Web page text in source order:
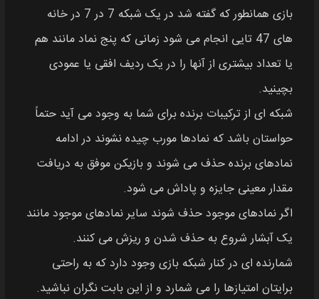
بازی همانطور که گفته شد در یک شبکه 7 در 7 در خانه‌
های 47 تایی انجام می‌ شود زمانی که پنج نماد مانند هم
یا تعداد بیشتری از آنها را در یک ردیف افقی یا عمودی
بچینید.
شبکه‌ ای از ترکیبات برنده برای شما به وجود می‌ آید حتماً
حواستان باشد که نمادها مورب چیده نشوند در ادامه
نماد‌های برنده حذف می‌ شوند و بازیکن موفق به دریافت
مقدار معینی جایزه و پاداش می‌ شود.
اگر نمادهای موجود حذف شوند سایر نمادهای موجود مانند
یک آبشار شروع به حذف‌ شدن و ریزش می‌ کنند.
شمارنده‌ ای در کنار شبکه بازی وجود دارد که به‌ راحتی
برایتان امتیازها را می‌ شمارد و از این بابت نگران نباشید.